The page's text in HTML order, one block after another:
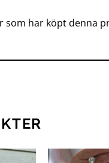
som har köpt denna